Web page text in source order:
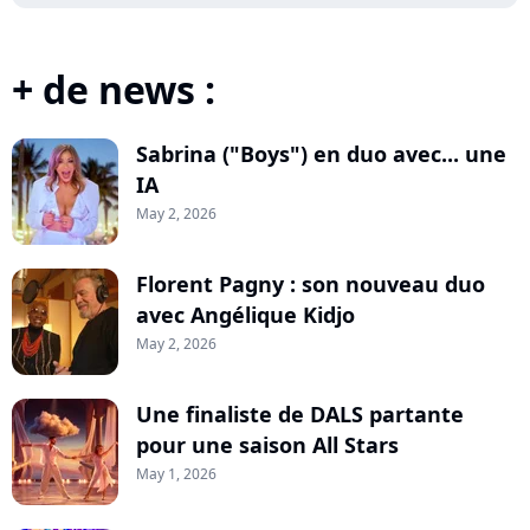
+ de news :
Sabrina ("Boys") en duo avec... une
IA
May 2, 2026
Florent Pagny : son nouveau duo
avec Angélique Kidjo
May 2, 2026
Une finaliste de DALS partante
pour une saison All Stars
May 1, 2026